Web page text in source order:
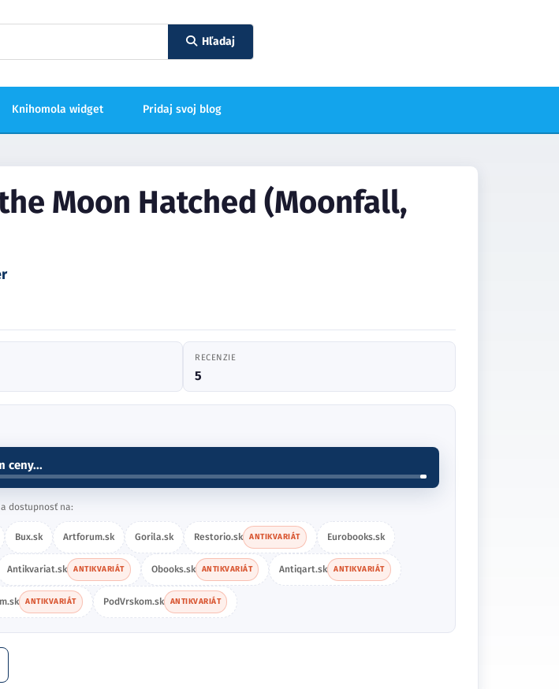
Hľadaj
Knihomola widget Pridaj svoj blog
Moon Hatched (Moonfall,
RECENZIE
5
ceny...
dostupnosť na:
Bux.sk Artforum.sk Gorila.sk Restorio.sk ANTIKVARIÁT Eurobooks.sk
Antikvariat.sk ANTIKVARIÁT Obooks.sk ANTIKVARIÁT Antiqart.sk ANTIKVARIÁT
ANTIKVARIÁT PodVrskom.sk ANTIKVARIÁT